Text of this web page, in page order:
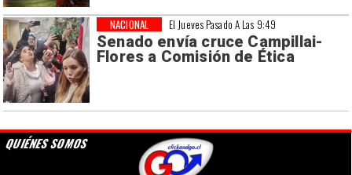
El Jueves Pasado A Las 9:49
Senado envía cruce Campillai-
Flores a Comisión de Ética
NACIONAL
QUIÉNES SOMOS